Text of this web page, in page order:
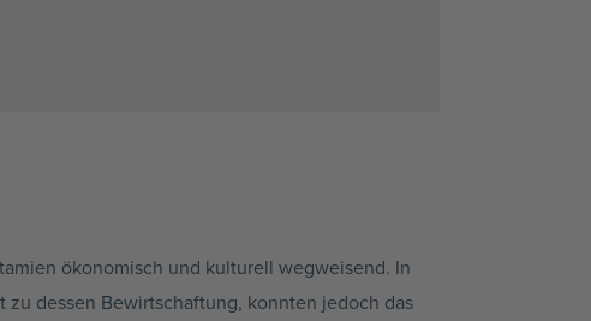
ökonomisch und kulturell wegweisend. In
dessen Bewirtschaftung, konnten jedoch das